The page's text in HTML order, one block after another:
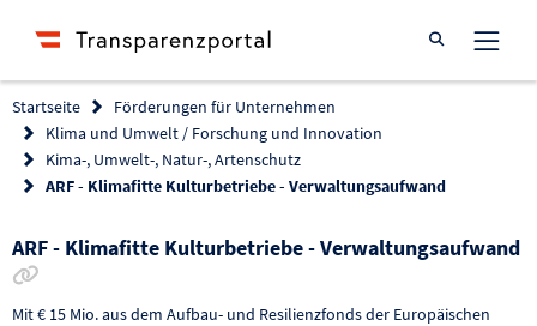
Suche öffnen
Startseite
Förderungen für Unternehmen
Klima und Umwelt / Forschung und Innovation
Kima-, Umwelt-, Natur-, Artenschutz
ARF - Klimafitte Kulturbetriebe - Verwaltungsaufwand
ARF - Klimafitte Kulturbetriebe - Verwaltungsaufwand
Mit € 15 Mio. aus dem Aufbau- und Resilienzfonds der Europäischen